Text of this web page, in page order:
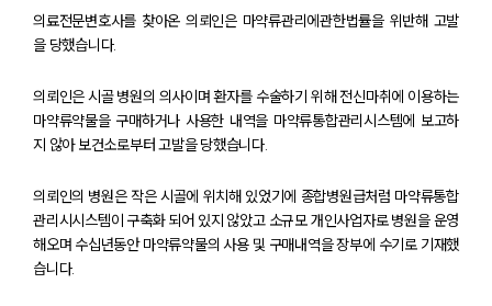
의료전문변호사를 찾아온 의뢰인은 마약류관리에관한법률을 위반해 고발
을 당했습니다.
의뢰인은 시골 병원의 의사이며 환자를 수술하기 위해 전신마취에 이용하는
마약류약물을 구매하거나 사용한 내역을 마약류통합관리시스템에 보고하
지 않아 보건소로부터 고발을 당했습니다.
의뢰인의 병원은 작은 시골에 위치해 있었기에 종합병원급처럼 마약류통합
관리시시스템이 구축화 되어 있지 않았고 소규모 개인사업자로 병원을 운영
해오며 수십년동안 마약류약물의 사용 및 구매내역을 장부에 수기로 기재했
습니다.